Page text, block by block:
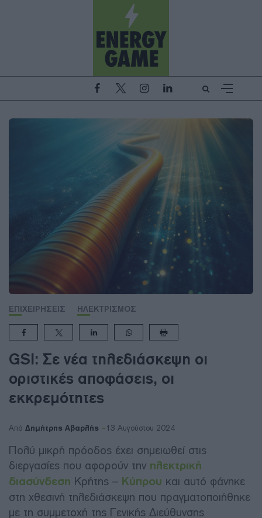
ΕΠΙΧΕΙΡΗΣΕΙΣ ΗΛΕΚΤΡΙΣΜΟΣ
GSI: Σε νέα τηλεδιάσκεψη οι
οριστικές αποφάσεις, οι
εκκρεμότητες
Από Δημήτρης Αβαρλής 13 Αυγούστου 2024
Πολύ μικρή πρόοδος έχει σημειωθεί στις
διεργασίες που αφορούν την ηλεκτρική
διασύνδεση Κρήτης – Κύπρου και αυτό φάνηκε
στη χθεσινή τηλεδιάσκεψη που πραγματοποιήθηκε
με τη συμμετοχή της Γενικής Διεύθυνσης